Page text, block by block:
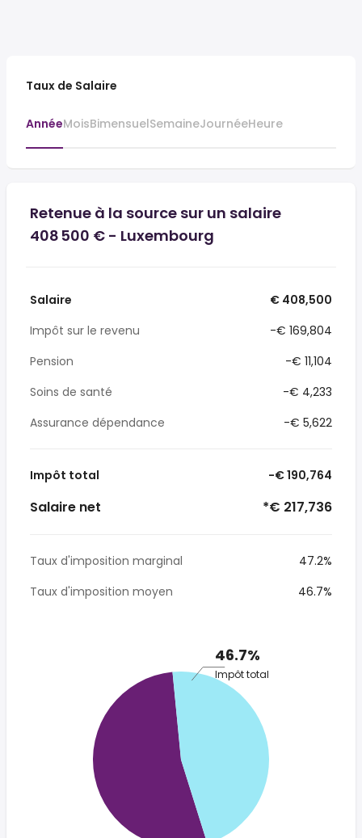
Taux de Salaire
AnnéeMoisBimensuelSemaineJournéeHeure
Retenue à la source sur un salaire
408 500 € - Luxembourg
Salaire
€ 408,500
Impôt sur le revenu
-€ 169,804
Pension
-€ 11,104
Soins de santé
-€ 4,233
Assurance dépendance
-€ 5,622
Impôt total -€ 190,764
Salaire net *€ 217,736
Taux d'imposition marginal
47.2%
Taux d'imposition moyen
46.7%
46.7%
Impôt total